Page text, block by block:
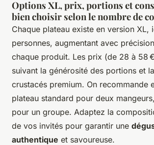
Options XL, prix, portions et
bien choisir selon le nombre de
Chaque plateau existe en version XL,
personnes, augmentant avec
chaque produit. Les prix (de 28 à 58
suivant la générosité des portions et
crustacés premium. On recommande
plateau standard pour deux
pour un groupe. Adaptez la
de vos invités pour garantir une
authentique et savoureuse.